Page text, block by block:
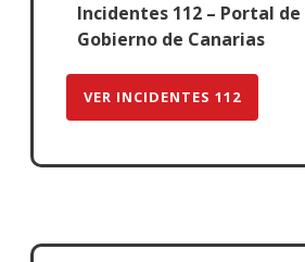
Incidentes 112 – Portal
Gobierno de Canarias
VER INCIDENTES 112